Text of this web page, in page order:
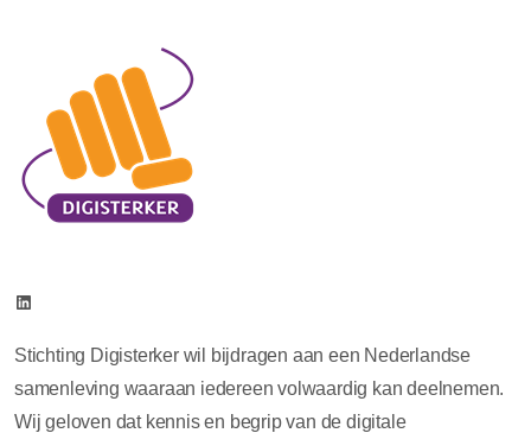
Stichting Digisterker wil bijdragen aan een Nederlandse
samenleving waaraan iedereen volwaardig kan deelnemen.
Wij geloven dat kennis en begrip van de digitale